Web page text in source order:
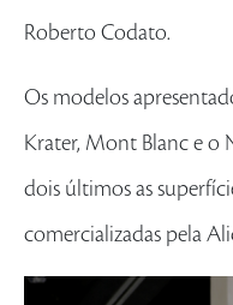
Roberto Codato.
Os modelos
Krater, Mont Blanc e o
dois últimos as
comercializadas pela